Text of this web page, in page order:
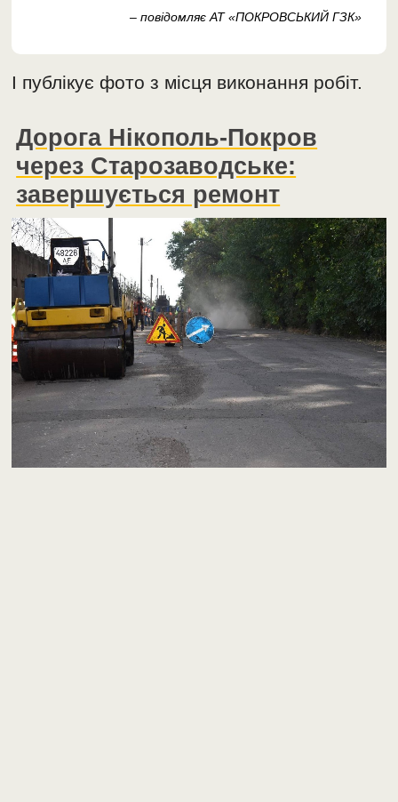
– повідомляє АТ «ПОКРОВСЬКИЙ ГЗК»
І публікує фото з місця виконання робіт.
Дорога Нікополь-Покров
через Старозаводське:
завершується ремонт